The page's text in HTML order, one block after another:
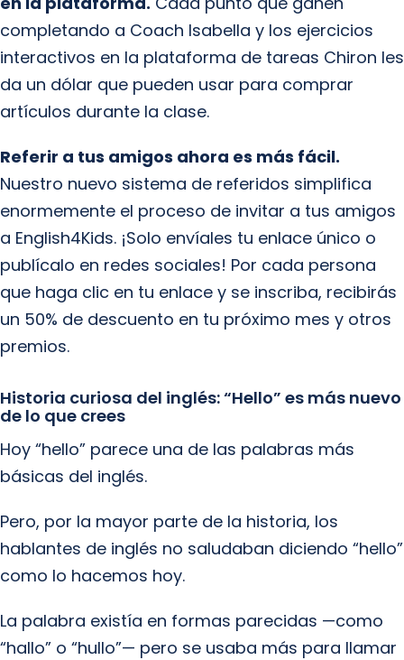
completando a Coach Isabella y los ejercicios
interactivos en la plataforma de tareas Chiron les
da un dólar que pueden usar para comprar
artículos durante la clase.
Referir a tus amigos ahora es más fácil.
Nuestro nuevo sistema de referidos simplifica
enormemente el proceso de invitar a tus amigos
a English4Kids. ¡Solo envíales tu enlace único o
publícalo en redes sociales! Por cada persona
que haga clic en tu enlace y se inscriba, recibirás
un 50% de descuento en tu próximo mes y otros
premios.
Historia curiosa del inglés: “Hello” es más nuevo
de lo que crees
Hoy “hello” parece una de las palabras más
básicas del inglés.
Pero, por la mayor parte de la historia, los
hablantes de inglés no saludaban diciendo “hello”
como lo hacemos hoy.
La palabra existía en formas parecidas —como
“hallo” o “hullo”— pero se usaba más para llamar